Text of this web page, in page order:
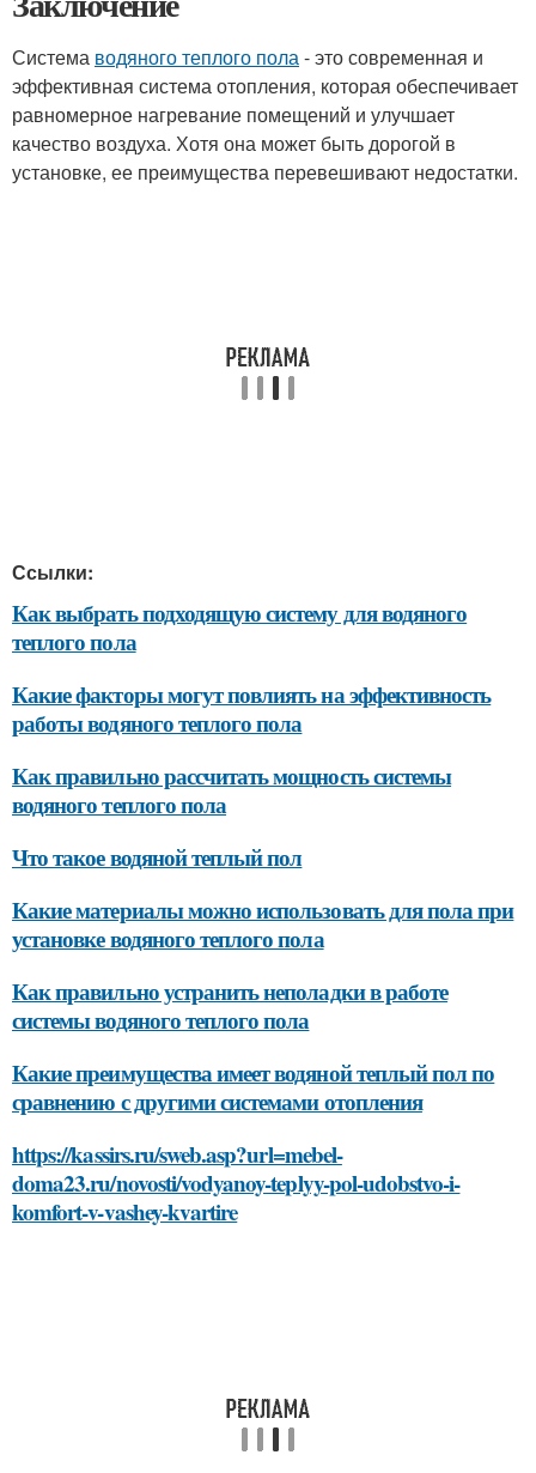
Система водяного теплого пола- это современная и
эффективная система отопления, которая обеспечивает
равномерное нагревание помещений и улучшает
качество воздуха. Хотя она может быть дорогой в
установке, ее преимущества перевешивают недостатки.
Ссылки:
Как выбрать подходящую систему для водяного
теплого пола
Какие факторы могут повлиять на эффективность
работы водяного теплого пола
Как правильно рассчитать мощность системы
водяного теплого пола
Что такое водяной теплый пол
Какие материалы можно использовать для пола при
установке водяного теплого пола
Как правильно устранить неполадки в работе
системы водяного теплого пола
Какие преимущества имеет водяной теплый пол по
сравнению с другими системами отопления
https://kassirs.ru/sweb.asp?url=mebel-
doma23.ru/novosti/vodyanoy-teplyy-pol-udobstvo-i-
komfort-v-vashey-kvartire